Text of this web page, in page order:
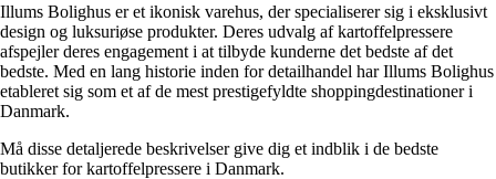
Illums Bolighus er et ikonisk varehus, der specialiserer sig i eksklusivt
design og luksuriøse produkter. Deres udvalg af kartoffelpressere
afspejler deres engagement i at tilbyde kunderne det bedste af det
bedste. Med en lang historie inden for detailhandel har Illums Bolighus
etableret sig som et af de mest prestigefyldte shoppingdestinationer i
Danmark.
Må disse detaljerede beskrivelser give dig et indblik i de bedste
butikker for kartoffelpressere i Danmark.